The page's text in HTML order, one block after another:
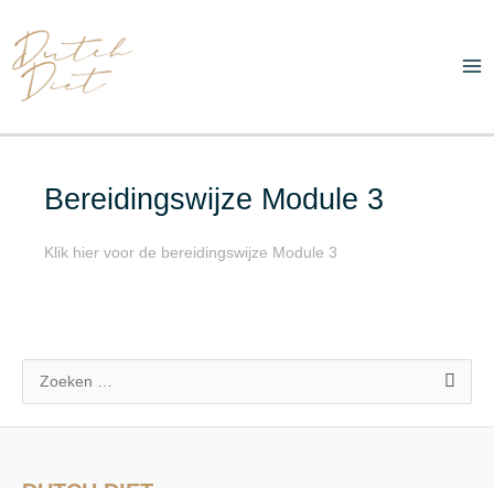
naar
de
inhoud
Bereidingswijze Module 3
Klik hier voor de bereidingswijze Module 3